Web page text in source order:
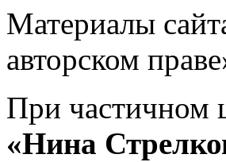
Материалы
авторском
При частичном
«Нина